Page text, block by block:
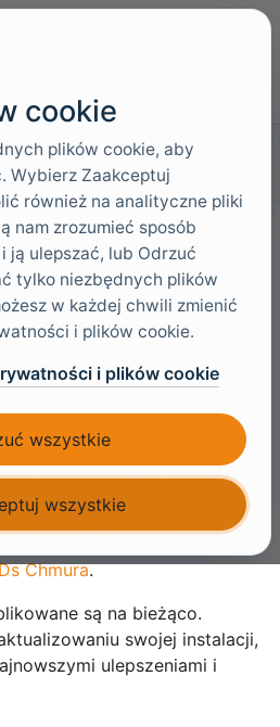
wdrażania i możesz
Dokerlokalnie lub w chmurze
deweloperów i testerów
z IIS
aplikacji Azure
Chmura.
są na bieżąco.
swojej instalacji,
ulepszeniami i
cookie
plików cookie, aby
Wybierz Zaakceptuj
również na analityczne pliki
nam zrozumieć sposób
ją ulepszać, lub Odrzuć
tylko niezbędnych plików
w każdej chwili zmienić
i plików cookie.
i plików cookie
wszystkie
wszystkie